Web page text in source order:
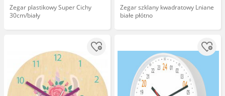
Zegar plastikowy Super Cichy
30cm/biały
Zegar szklany kwadratowy Lniane
białe płótno